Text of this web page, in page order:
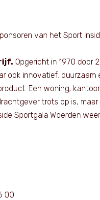
van het Sport
Opgericht in 1970 door
ook innovatief,
Een woning,
trots op is,
Sportgala Woerden
00